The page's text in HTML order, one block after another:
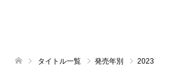
タイトル一覧 発売年別 2023